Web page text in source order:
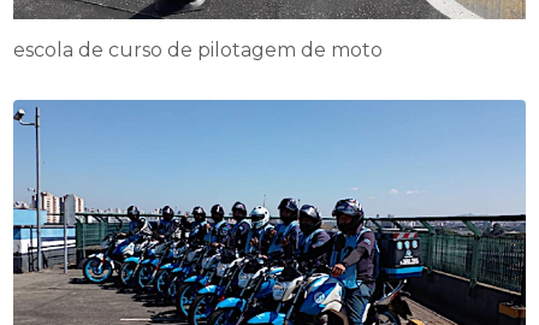
escola de curso de pilotagem de moto